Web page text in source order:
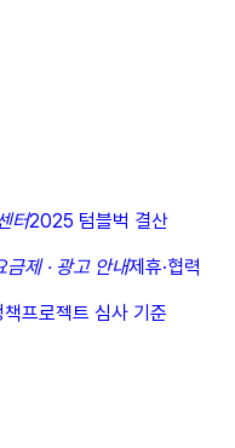
터2025 텀블벅 결산
금제 · 광고 안내제휴·협력
프로젝트 심사 기준